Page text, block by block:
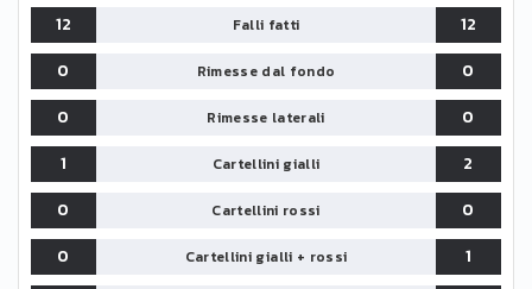
12
Falli fatti
12
0
Rimesse dal fondo
0
0
Rimesse laterali
0
1
Cartellini gialli
2
0
Cartellini rossi
0
0
Cartellini gialli + rossi
1